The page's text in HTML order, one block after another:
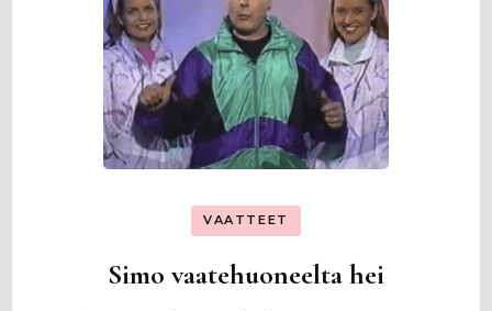
VAATTEET
Simo vaatehuoneelta hei